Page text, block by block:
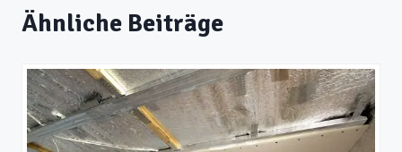
Ähnliche Beiträge